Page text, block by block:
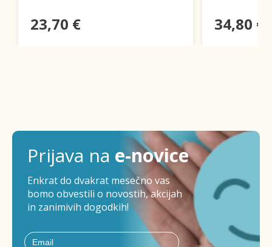
23,70 € 34,80 €
Prijava na e-novice
Enkrat do dvakrat mesečno vas
bomo obvestili o novostih, akcijah
in zanimivih dogodkih!